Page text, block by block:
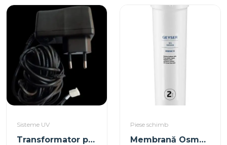
Sisteme UV
Transformator pentru Valvă Clack
Piese schimb
Membrană Osmoză Inversă Smart Prestij